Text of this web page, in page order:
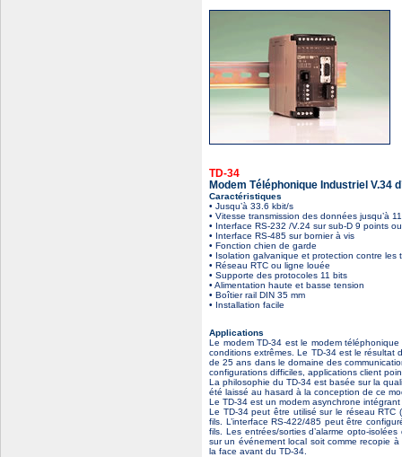
TD-34
Modem Téléphonique Industriel V.34
Caractéristiques
• Jusqu’à 33.6 kbit/s
• Vitesse transmission des données jusqu’à
• Interface RS-232 /V.24 sur sub-D 9 points
• Interface RS-485 sur bornier à vis
• Fonction chien de garde
• Isolation galvanique et protection contre les
• Réseau RTC ou ligne louée
• Supporte des protocoles 11 bits
• Alimentation haute et basse tension
• Boîtier rail DIN 35 mm
• Installation facile
Applications
Le modem TD-34 est le modem
conditions extrêmes. Le TD-34 est le résultat
de 25 ans dans le domaine des
configurations difficiles, applications client
La philosophie du TD-34 est basée sur la
été laissé au hasard à la conception de ce
Le TD-34 est un modem asynchrone
Le TD-34 peut être utilisé sur le réseau
fils. L’interface RS-422/485 peut être
fils. Les entrées/sorties d’alarme opto-
sur un événement local soit comme recopie
la face avant du TD-34.